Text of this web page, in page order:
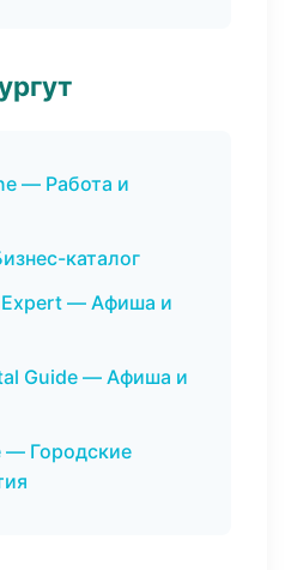
— Работа и
каталог
Expert — Афиша и
Guide — Афиша и
— Городские